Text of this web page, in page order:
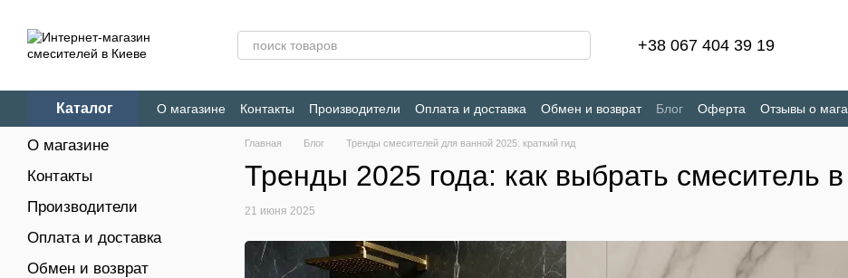
+38 067 404 39 19
Каталог О магазине Контакты Производители Оплата и доставка Обмен и возврат Блог Оферта
Отзывы о
Конфиденциальность
Главная Блог Тренды смесителей для ванной 2025: краткий гид
Тренды 2025 года: как выбрать смеситель
21 июня 2025
О магазине
Контакты
Производители
Оплата и доставка
Обмен и возврат